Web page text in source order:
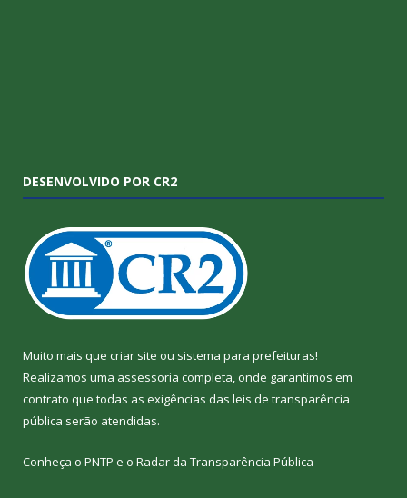
DESENVOLVIDO POR CR2
Muito mais que criar site ou sistema para prefeituras!
Realizamos uma assessoria completa, onde garantimos em
contrato que todas as exigências das leis de transparência
pública serão atendidas.
Conheça o PNTP e o Radar da Transparência Pública